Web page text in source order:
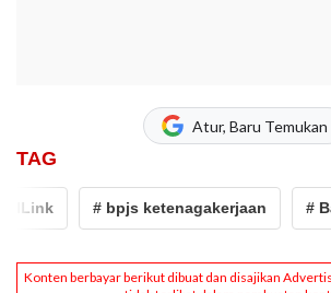
Atur, Baru Temukan
TAG
# bpjs ketenagakerjaan #